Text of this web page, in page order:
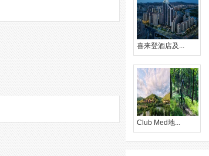
喜来登酒店及...
Club Med地...